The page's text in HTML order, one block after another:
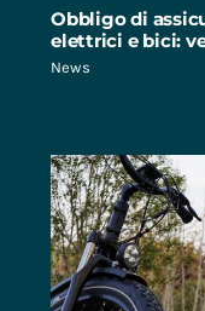
Obbligo di
elettrici e bici:
News